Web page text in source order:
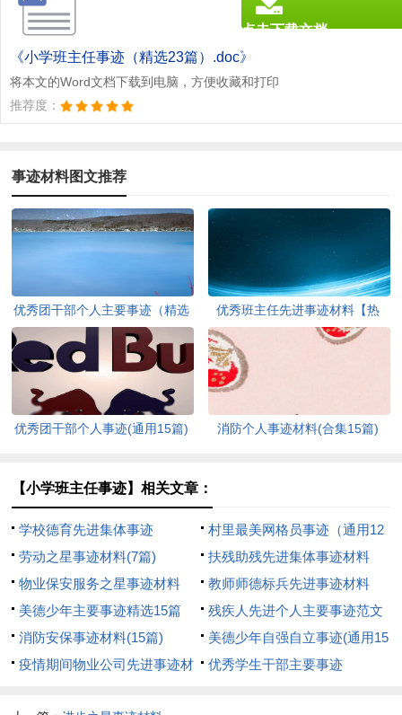
《小学班主任事迹（精选23篇）.doc》
将本文的Word文档下载到电脑，方便收藏和打印
推荐度：
点击下载文档
文档为doc格式
事迹材料图文推荐
优秀团干部个人主要事迹（精选
7篇）
优秀班主任先进事迹材料【热
优秀团干部个人事迹(通用15篇) 消防个人事迹材料(合集15篇)
【小学班主任事迹】相关文章：
学校德育先进集体事迹
村里最美网格员事迹（通用12
篇）
劳动之星事迹材料(7篇)
扶残助残先进集体事迹材料
物业保安服务之星事迹材料
教师师德标兵先进事迹材料
（精选26篇）
美德少年主要事迹精选15篇
残疾人先进个人主要事迹范文
（精选5篇）
消防安保事迹材料(15篇)
美德少年自强自立事迹(通用15
篇)
疫情期间物业公司先进事迹材
优秀学生干部主要事迹